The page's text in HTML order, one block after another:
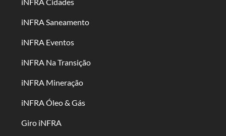
iNFRA Saneamento
iNFRA Eventos
iNFRA Na Transição
iNFRA Mineração
iNFRA Óleo & Gás
Giro iNFRA